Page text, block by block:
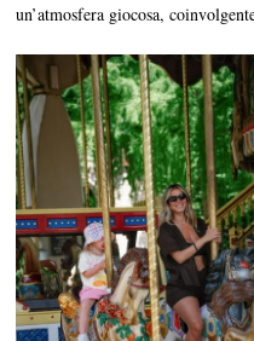
un’atmosfera giocosa,